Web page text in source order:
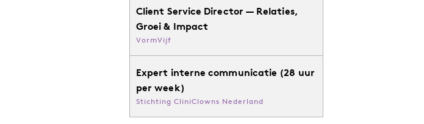
Client Service Director — Relaties,
Groei & Impact
VormVijf
Expert interne communicatie (28 uur
per week)
Stichting CliniClowns Nederland